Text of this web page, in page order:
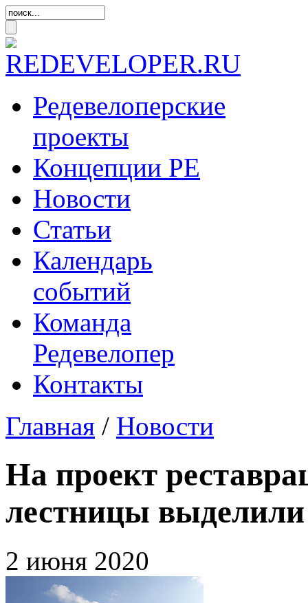
Редевелоперские
проекты
Концепции РЕ
Новости
Статьи
Календарь
событий
Команда
Редевелопер
Контакты
Главная / Новости
На проект
лестницы
2 июня 2020